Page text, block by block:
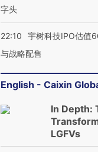
字头
22:10
宇树科技IPO估值
与战略配售
English - Caixin
In Depth:
LGFVs